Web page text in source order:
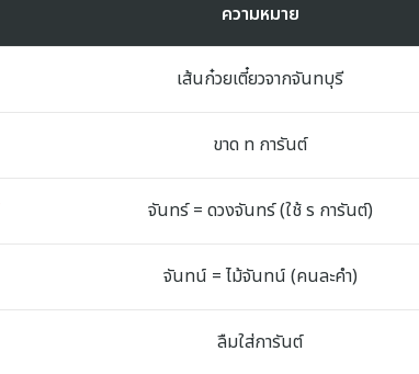
ความหมาย
เส้นก๋วยเตี๋ยวจากจันทบุรี
ขาด ท การันต์
จันทร์ = ดวงจันทร์ (ใช้ ร การันต์)
จันทน์ = ไม้จันทน์ (คนละคำ)
ลืมใส่การันต์